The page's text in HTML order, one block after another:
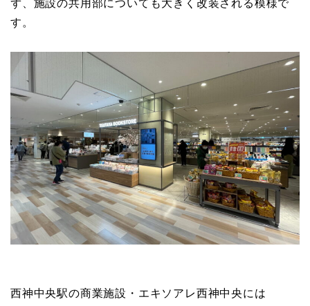
ず、施設の共用部についても大きく改装される模様で
す。
西神中央駅の商業施設・エキソアレ西神中央には